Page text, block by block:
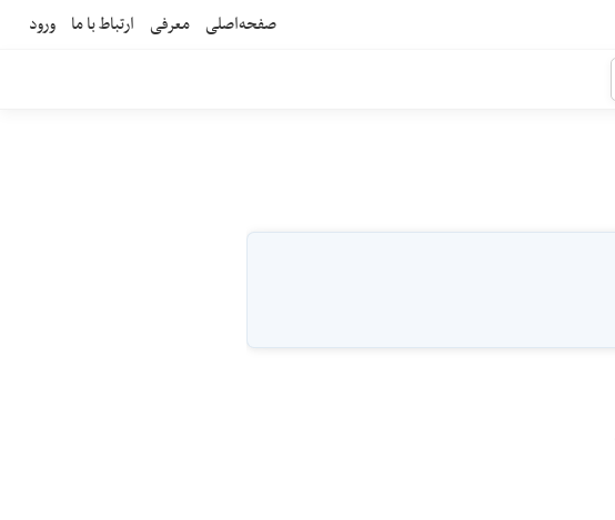
صفحه‌اصلی معرفی ارتباط با ما ورود